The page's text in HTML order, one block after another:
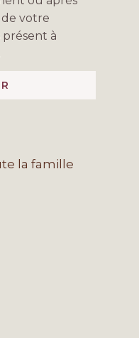
de votre
présent à
la famille